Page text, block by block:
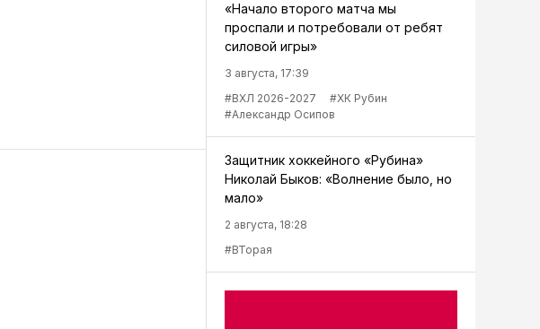
«Начало второго матча мы
проспали и потребовали от ребят
силовой игры»
3 августа, 17:39
#ВХЛ 2026-2027
#ХК Рубин
#Александр Осипов
Защитник хоккейного «Рубина»
Николай Быков: «Волнение было, но
мало»
2 августа, 18:28
#ВТорая